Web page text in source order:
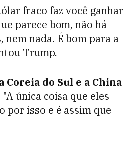
fraco faz você ganhar
parece bom, não há
nada. É bom para a
Trump.
Coreia do Sul e a China
única coisa que eles
por isso e é assim que